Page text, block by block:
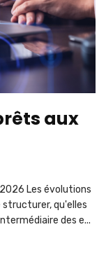
aux
Les évolutions
qu'elles
des e...